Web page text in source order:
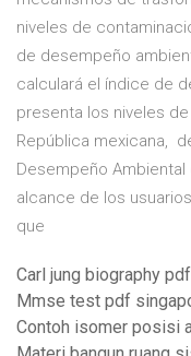
niveles de
de desempeño
calculará el índice de
presenta los niveles
República mexicana,
Desempeño Ambiental
alcance de los
que
Carl jung biography pdf
Mmse test pdf
Contoh isomer posisi